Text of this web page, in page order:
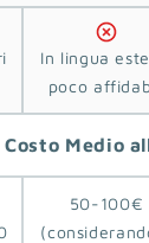
In lingua
poco
Costo Medio
50-100€